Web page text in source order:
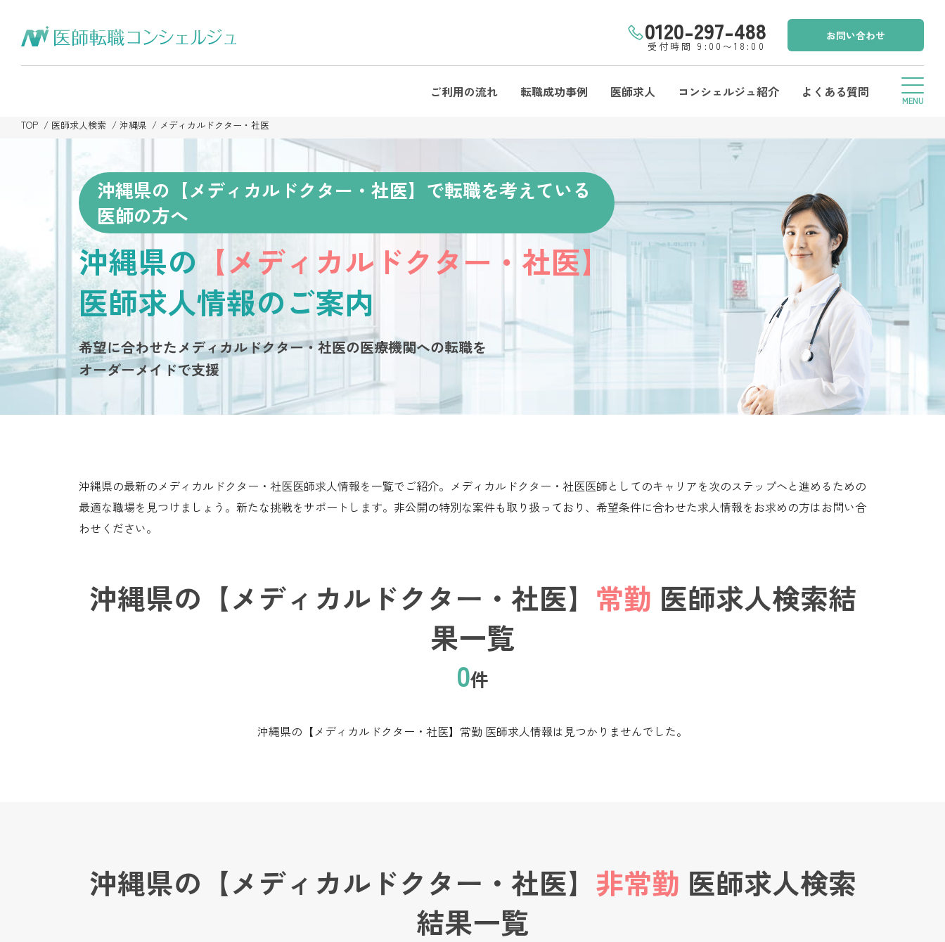
0120-297-488
受付時間 9:00〜18:00
お問い合わせ
ご利用の流れ 転職成功事例 医師求人 コンシェルジュ紹介 よくある質問
TOP 医師求人検索 沖縄県 メディカルドクター・社医
沖縄県の【メディカルドクター・社医】で転職を考えている
医師の方へ
沖縄県の 【メディカルドクター・社医】
医師求人情報のご案内
希望に合わせたメディカルドクター・社医の医療機関への転職を
オーダーメイドで支援
沖縄県の最新のメディカルドクター・社医医師求人情報を一覧でご紹介。メディカルドクター・社医医師としてのキャリアを次のステップへと進めるための
最適な職場を見つけましょう。新たな挑戦をサポートします。非公開の特別な案件も取り扱っており、希望条件に合わせた求人情報をお求めの方はお問い合
わせください。
沖縄県の【メディカルドクター・社医】 常勤 医師求人検索結
果一覧
0件
沖縄県の【メディカルドクター・社医】常勤 医師求人情報は見つかりませんでした。
沖縄県の【メディカルドクター・社医】 非常勤 医師求人検索
結果一覧